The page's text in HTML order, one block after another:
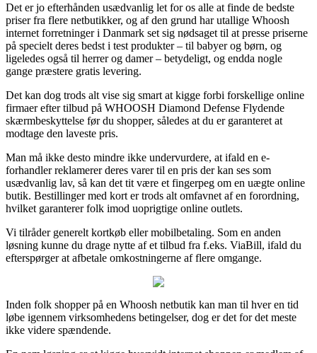
Det er jo efterhånden usædvanlig let for os alle at finde de bedste
priser fra flere netbutikker, og af den grund har utallige Whoosh
internet forretninger i Danmark set sig nødsaget til at presse priserne
på specielt deres bedst i test produkter – til babyer og børn, og
ligeledes også til herrer og damer – betydeligt, og endda nogle
gange præstere gratis levering.
Det kan dog trods alt vise sig smart at kigge forbi forskellige online
firmaer efter tilbud på WHOOSH Diamond Defense Flydende
skærmbeskyttelse før du shopper, således at du er garanteret at
modtage den laveste pris.
Man må ikke desto mindre ikke undervurdere, at ifald en e-
forhandler reklamerer deres varer til en pris der kan ses som
usædvanlig lav, så kan det tit være et fingerpeg om en uægte online
butik. Bestillinger med kort er trods alt omfavnet af en forordning,
hvilket garanterer folk imod uoprigtige online outlets.
Vi tilråder generelt kortkøb eller mobilbetaling. Som en anden
løsning kunne du drage nytte af et tilbud fra f.eks. ViaBill, ifald du
efterspørger at afbetale omkostningerne af flere omgange.
Inden folk shopper på en Whoosh netbutik kan man til hver en tid
løbe igennem virksomhedens betingelser, dog er det for det meste
ikke videre spændende.